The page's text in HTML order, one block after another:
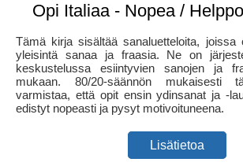
Opi Italiaa - Nopea /
Tämä kirja sisältää sanaluetteloita,
yleisintä sanaa ja fraasia. Ne on
keskustelussa esiintyvien sanojen ja
mukaan. 80/20-säännön mukaisesti
varmistaa, että opit ensin ydinsanat ja -
edistyt nopeasti ja pysyt motivoituneena.
Lisätietoa